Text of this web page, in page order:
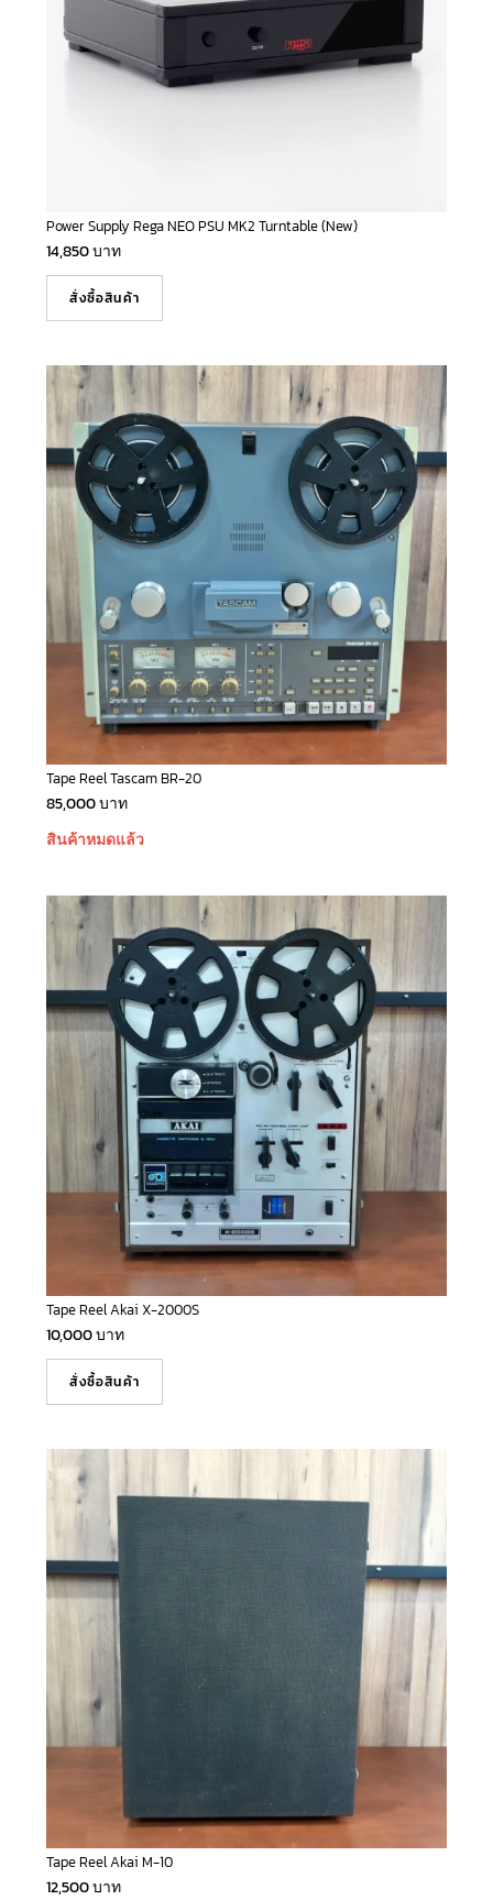
Power Supply Rega NEO PSU MK2 Turntable (New)
14,850บาท
สั่งซื้อสินค้า
Tape Reel Tascam BR-20
85,000บาท
สินค้าหมดแล้ว
Tape Reel Akai X-2000S
10,000บาท
สั่งซื้อสินค้า
Tape Reel Akai M-10
12,500บาท